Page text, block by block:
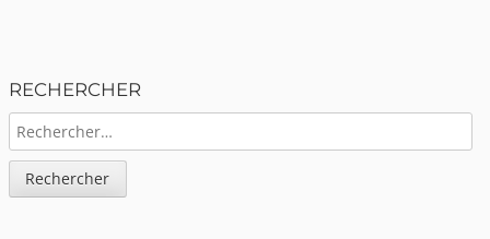
RECHERCHER
RECHERCHER :